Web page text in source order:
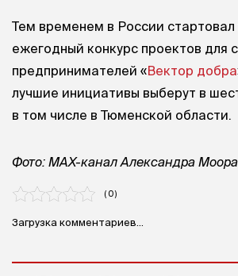
Тем временем в России стартовал
ежегодный конкурс проектов для
предпринимателей «Вектор добра
лучшие инициативы выберут в
в том числе в Тюменской области.
Фото: MAX-канал Александра Моора
( 0 )
Загрузка комментариев...